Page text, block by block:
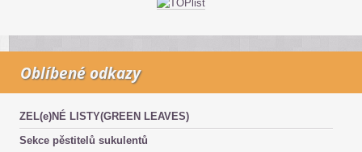
Oblíbené odkazy
ZEL(e)NÉ LISTY(GREEN LEAVES)
Sekce pěstitelů sukulentů